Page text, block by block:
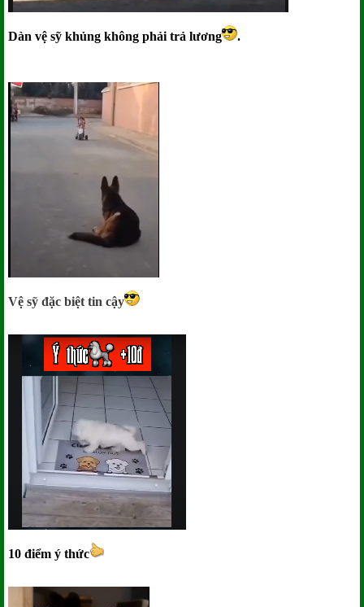
Dàn vệ sỹ khủng không phải trả lương .
Vệ sỹ đặc biệt tin cậy
10 điểm ý thức